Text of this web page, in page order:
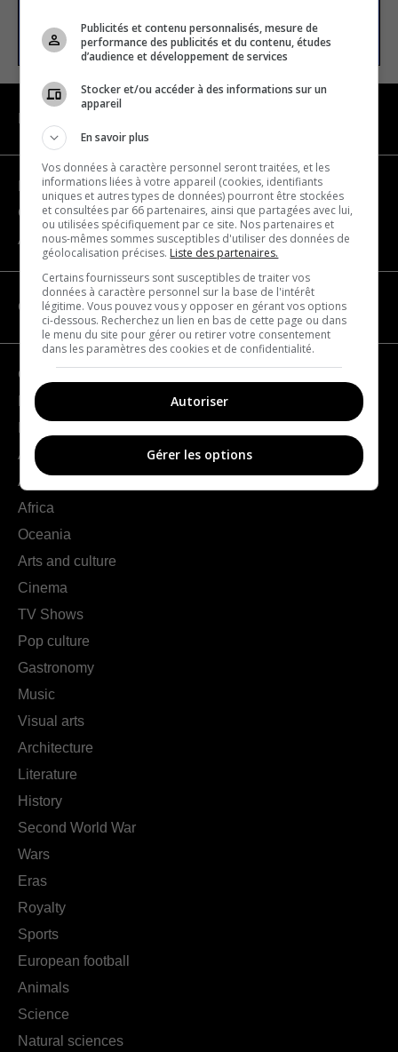
SUBSCRIBE
Become a partner
Contact us
About us
CATEGORIES
Geography
France
Americas
Asia
Africa
Oceania
Arts and culture
Cinema
TV Shows
Pop culture
Gastronomy
Music
Visual arts
Architecture
Literature
History
Second World War
Wars
Eras
Royalty
Sports
European football
Animals
Science
Natural sciences
Publicités et contenu personnalisés, mesure de
performance des publicités et du contenu, études
d’audience et développement de services
Stocker et/ou accéder à des informations sur un
appareil
En savoir plus
Vos données à caractère personnel seront traitées, et les
informations liées à votre appareil (cookies, identifiants
uniques et autres types de données) pourront être stockées
et consultées par 66 partenaires, ainsi que partagées avec lui,
ou utilisées spécifiquement par ce site. Nos partenaires et
nous-mêmes sommes susceptibles d'utiliser des données de
géolocalisation précises. Liste des partenaires.
Certains fournisseurs sont susceptibles de traiter vos
données à caractère personnel sur la base de l'intérêt
légitime. Vous pouvez vous y opposer en gérant vos options
ci-dessous. Recherchez un lien en bas de cette page ou dans
le menu du site pour gérer ou retirer votre consentement
dans les paramètres des cookies et de confidentialité.
Autoriser
Gérer les options